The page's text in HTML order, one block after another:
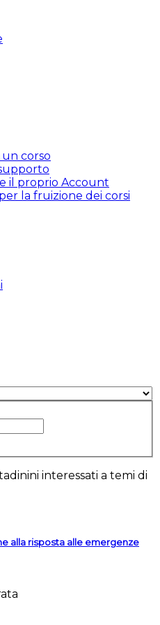
un corso
il proprio Account
la fruizione dei corsi
interessati a temi di
alla risposta alle emergenze